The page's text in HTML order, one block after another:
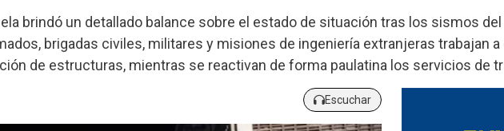
brindó un detallado balance sobre el estado de situación tras los sismos
brigadas civiles, militares y misiones de ingeniería extranjeras trabajan
de estructuras, mientras se reactivan de forma paulatina los servicios de
Escuchar